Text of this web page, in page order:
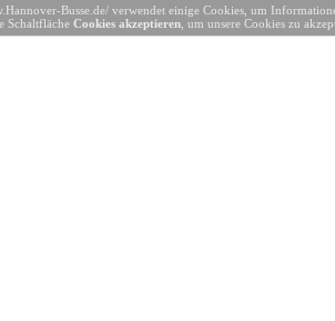
Busse.de/ verwendet einige Cookies, um
Schaltfläche Cookies akzeptieren , um unsere Cookies zu